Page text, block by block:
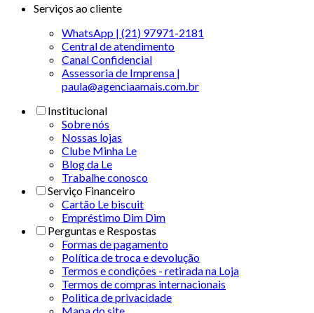
Serviços ao cliente
WhatsApp | (21) 97971-2181
Central de atendimento
Canal Confidencial
Assessoria de Imprensa |
paula@agenciaamais.com.br
Institucional
Sobre nós
Nossas lojas
Clube Minha Le
Blog da Le
Trabalhe conosco
Serviço Financeiro
Cartão Le biscuit
Empréstimo Dim Dim
Perguntas e Respostas
Formas de pagamento
Política de troca e devolução
Termos e condições - retirada na Loja
Termos de compras internacionais
Politica de privacidade